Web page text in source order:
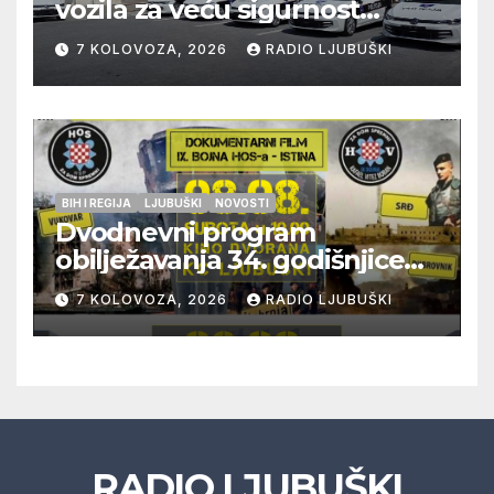
vozila za veću sigurnost
građana i učinkovitiji rad
policije
7 KOLOVOZA, 2026 RADIO LJUBUŠKI
BIH I REGIJA LJUBUŠKI NOVOSTI
Dvodnevni program
obilježavanja 34. godišnjice
pogibije generala Blaža
Kraljevića i osmorice
pripadnika HOS-a
7 KOLOVOZA, 2026 RADIO LJUBUŠKI